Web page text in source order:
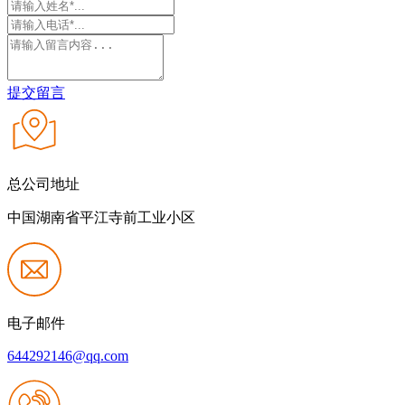
提交留言
总公司地址
中国湖南省平江寺前工业小区
电子邮件
644292146@qq.com